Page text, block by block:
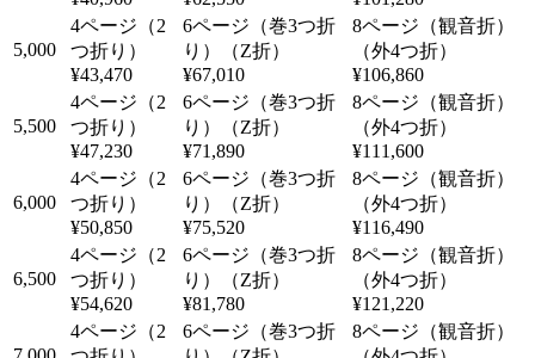
5,000
¥43,470
¥67,010 ¥106,860
5,500
¥47,230
¥71,890 ¥111,600
6,000
¥50,850
¥75,520 ¥116,490
6,500
¥54,620
¥81,780 ¥121,220